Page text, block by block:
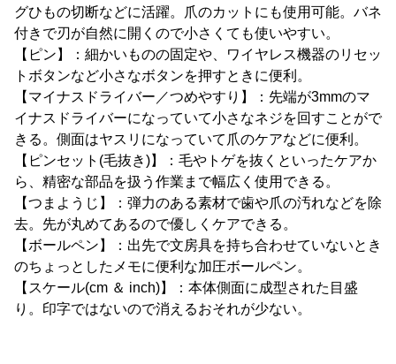
グひもの切断などに活躍。爪のカットにも使用可能。バネ
付きで刃が自然に開くので小さくても使いやすい。
【ピン】：細かいものの固定や、ワイヤレス機器のリセッ
トボタンなど小さなボタンを押すときに便利。
【マイナスドライバー／つめやすり】：先端が3mmのマ
イナスドライバーになっていて小さなネジを回すことがで
きる。側面はヤスリになっていて爪のケアなどに便利。
【ピンセット(毛抜き)】：毛やトゲを抜くといったケアか
ら、精密な部品を扱う作業まで幅広く使用できる。
【つまようじ】：弾力のある素材で歯や爪の汚れなどを除
去。先が丸めてあるので優しくケアできる。
【ボールペン】：出先で文房具を持ち合わせていないとき
のちょっとしたメモに便利な加圧ボールペン。
【スケール(cm ＆ inch)】：本体側面に成型された目盛
り。印字ではないので消えるおそれが少ない。